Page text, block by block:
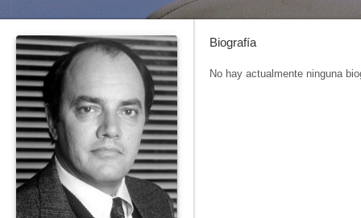
Biografía
No hay actualmente ninguna